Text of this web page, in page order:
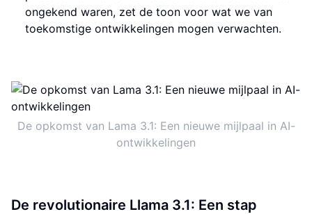
ongekend waren, zet de toon voor wat we van
toekomstige ontwikkelingen mogen verwachten.
De opkomst van Lama 3.1: Een nieuwe mijlpaal in AI-
ontwikkelingen
De revolutionaire Llama 3.1: Een stap